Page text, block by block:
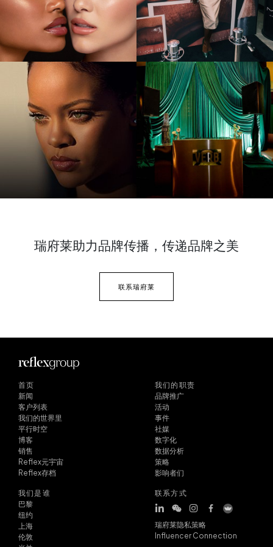
瑞府莱助力品牌传播， 传递品牌之美
联系瑞府莱
首页
新闻
客户列表
我们的世界里
平行时空
博客
销售
Reflex元宇宙
Reflex存档
我们的职责
品牌推广
活动
事件
社媒
数字化
数据分析
策略
影响者们
我们是谁
巴黎
纽约
上海
伦敦
联系方式
瑞府莱隐私策略
Influencer Connection